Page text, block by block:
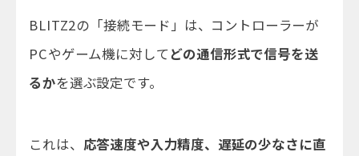
BLITZ2の「接続モード」は、コントローラーが
PCやゲーム機に対してどの通信形式で信号を送
るかを選ぶ設定です。
これは、 応答速度や入力精度、遅延の少なさに直